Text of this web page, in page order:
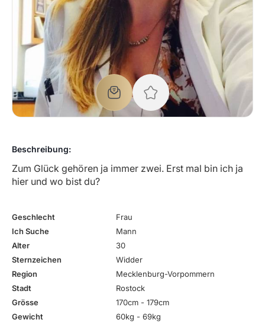
Beschreibung:
Zum Glück gehören ja immer zwei. Erst mal bin ich ja
hier und wo bist du?
Geschlecht
Frau
Ich Suche
Mann
Alter
30
Sternzeichen
Widder
Region
Mecklenburg-Vorpommern
Stadt
Rostock
Grösse
170cm - 179cm
Gewicht
60kg - 69kg